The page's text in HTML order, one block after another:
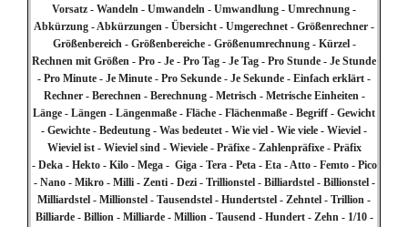
Vorsatz - Wandeln - Umwandeln - Umwandlung - Umrechnung -
Abkürzung - Abkürzungen - Übersicht - Umgerechnet - Größenrechner -
Größenbereich - Größenbereiche - Größenumrechnung - Kürzel -
Rechnen mit Größen - Pro - Je - Pro Tag - Je Tag - Pro Stunde - Je Stunde
- Pro Minute - Je Minute - Pro Sekunde - Je Sekunde - Einfach erklärt -
Rechner - Berechnen - Berechnung - Metrisch - Metrische Einheiten -
Länge - Längen - Längenmaße - Fläche - Flächenmaße - Begriff - Gewicht
- Gewichte - Bedeutung - Was bedeutet - Wie viel - Wie viele - Wieviel -
Wieviel ist - Wieviel sind - Wieviele - Präfixe - Zahlenpräfixe - Präfix
- Deka - Hekto - Kilo - Mega - Giga - Tera - Peta - Eta - Atto - Femto - Pico
- Nano - Mikro - Milli - Zenti - Dezi - Trillionstel - Billiardstel - Billionstel -
Milliardstel - Millionstel - Tausendstel - Hundertstel - Zehntel - Trillion -
Billiarde - Billion - Milliarde - Million - Tausend - Hundert - Zehn - 1/10 -